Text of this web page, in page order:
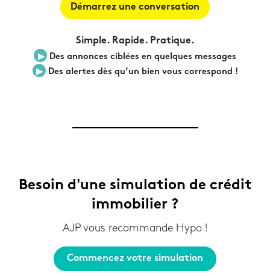
Démarrez une conversation
Simple. Rapide. Pratique.
▶︎
Des annonces ciblées en quelques messages
▶︎ Des alertes dès qu’un bien vous correspond !
Besoin d'une simulation de crédit
immobilier ?
AJP vous recommande Hypo !
Commencez votre simulation